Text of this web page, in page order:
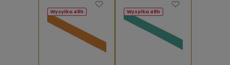
Wysyłka 48h Wysyłka 48h